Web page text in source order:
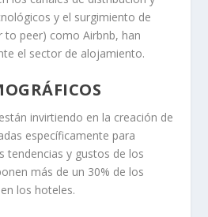
y el surgimiento de
to peer) como Airbnb, han
el sector de alojamiento.
invirtiendo en la creación de
específicamente para
tendencias y gustos de los
más de un 30% de los
los hoteles.